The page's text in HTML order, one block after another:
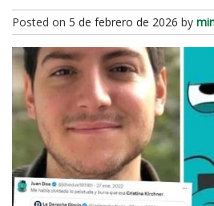
Posted on 5 de febrero de 2026 by